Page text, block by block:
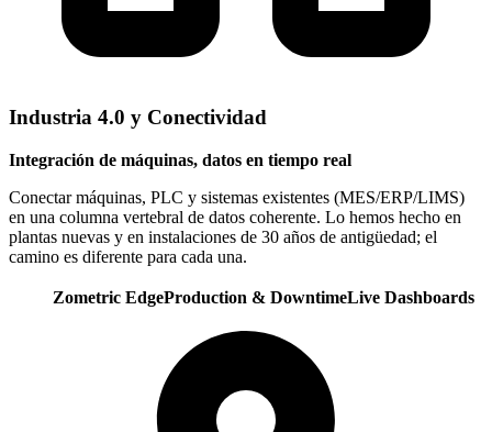
Industria 4.0 y Conectividad
Integración de máquinas, datos en tiempo real
Conectar máquinas, PLC y sistemas existentes (MES/ERP/LIMS)
en una columna vertebral de datos coherente. Lo hemos hecho en
plantas nuevas y en instalaciones de 30 años de antigüedad; el
camino es diferente para cada una.
Zometric EdgeProduction & DowntimeLive Dashboards